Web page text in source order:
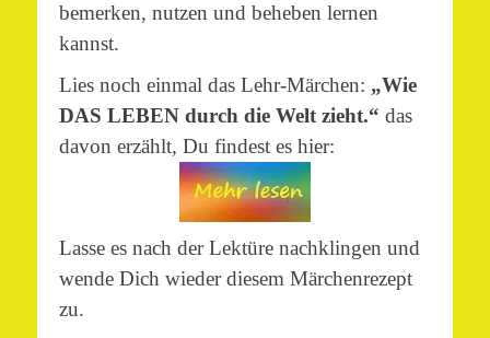
bemerken, nutzen und beheben lernen
kannst.
Lies noch einmal das Lehr-Märchen: „Wie
DAS LEBEN durch die Welt zieht.“ das
davon erzählt, Du findest es hier:
Lasse es nach der Lektüre nachklingen und
wende Dich wieder diesem Märchenrezept
zu.